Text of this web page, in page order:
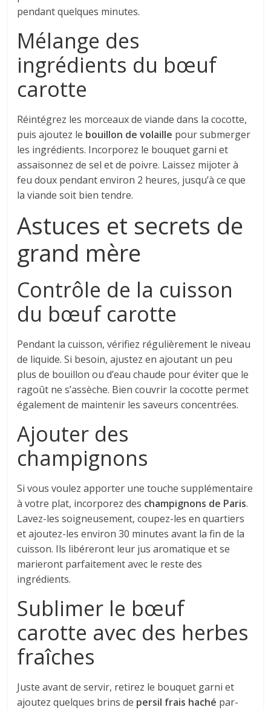
pendant quelques minutes.
Mélange des
ingrédients du bœuf
carotte
Réintégrez les morceaux de viande dans la cocotte,
puis ajoutez le bouillon de volaille pour submerger
les ingrédients. Incorporez le bouquet garni et
assaisonnez de sel et de poivre. Laissez mijoter à
feu doux pendant environ 2 heures, jusqu’à ce que
la viande soit bien tendre.
Astuces et secrets de
grand mère
Contrôle de la cuisson
du bœuf carotte
Pendant la cuisson, vérifiez régulièrement le niveau
de liquide. Si besoin, ajustez en ajoutant un peu
plus de bouillon ou d’eau chaude pour éviter que le
ragoût ne s’assèche. Bien couvrir la cocotte permet
également de maintenir les saveurs concentrées.
Ajouter des
champignons
Si vous voulez apporter une touche supplémentaire
à votre plat, incorporez des champignons de Paris.
Lavez-les soigneusement, coupez-les en quartiers
et ajoutez-les environ 30 minutes avant la fin de la
cuisson. Ils libéreront leur jus aromatique et se
marieront parfaitement avec le reste des
ingrédients.
Sublimer le bœuf
carotte avec des herbes
fraîches
Juste avant de servir, retirez le bouquet garni et
ajoutez quelques brins de persil frais haché par-